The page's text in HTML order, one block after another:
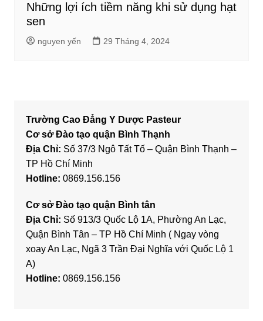
Những lợi ích tiềm năng khi sử dụng hạt
sen
nguyen yến 29 Tháng 4, 2024
Trường Cao Đẳng Y Dược Pasteur
Cơ sở Đào tạo quận Bình Thạnh
Địa Chỉ: Số 37/3 Ngô Tất Tố – Quận Bình Thạnh –
TP Hồ Chí Minh
Hotline: 0869.156.156
Cơ sở Đào tạo quận Bình tân
Địa Chỉ: Số 913/3 Quốc Lộ 1A, Phường An Lạc,
Quận Bình Tân – TP Hồ Chí Minh ( Ngay vòng
xoay An Lạc, Ngã 3 Trần Đại Nghĩa với Quốc Lộ 1
A)
Hotline: 0869.156.156